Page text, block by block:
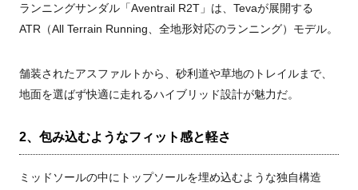
ランニングサンダル「Aventrail R2T」は、Tevaが展開する
ATR（All Terrain Running、全地形対応のランニング）モデル。
舗装されたアスファルトから、砂利道や草地のトレイルまで、
地面を選ばず快適に走れるハイブリッド設計が魅力だ。
2、包み込むようなフィット感と軽さ
ミッドソールの中にトップソールを埋め込むような独自構造